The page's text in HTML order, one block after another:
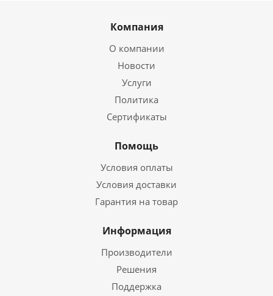
Компания
О компании
Новости
Услуги
Политика
Сертификаты
Помощь
Условия оплаты
Условия доставки
Гарантия на товар
Информация
Производители
Решения
Поддержка